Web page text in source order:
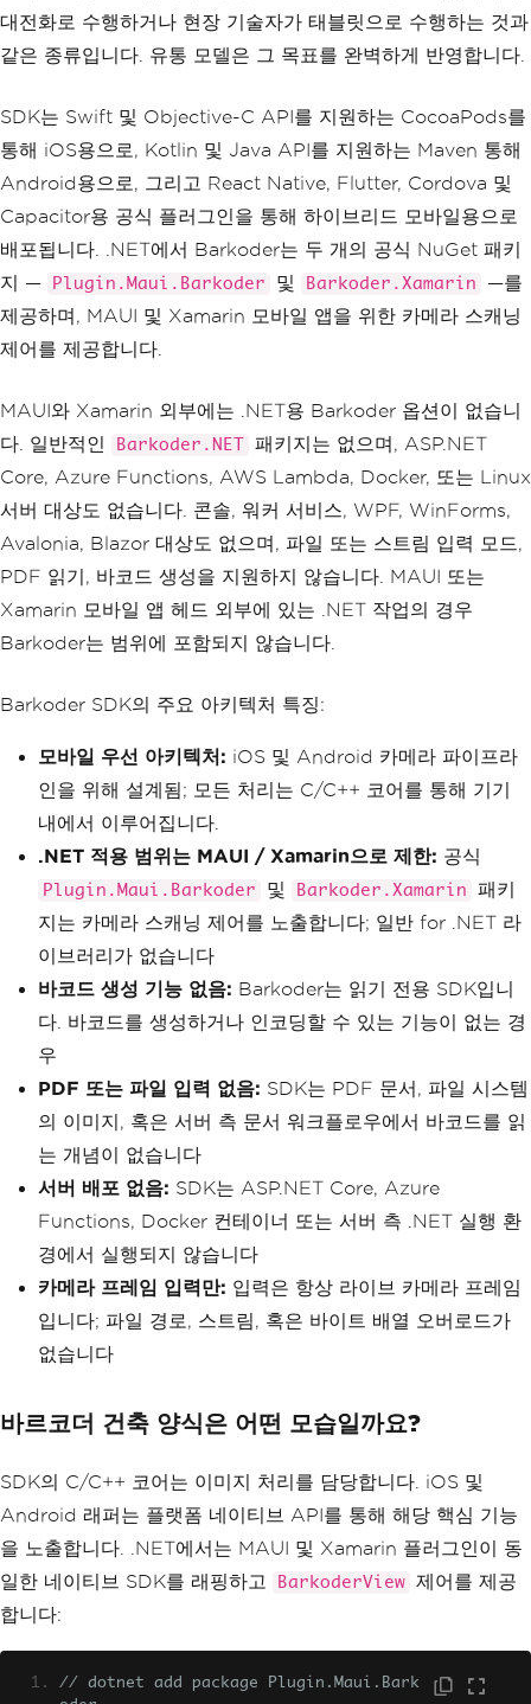
대전화로 수행하거나 현장 기술자가 태블릿으로 수행하는 것과
같은 종류입니다. 유통 모델은 그 목표를 완벽하게 반영합니다.
SDK는 Swift 및 Objective-C API를 지원하는 CocoaPods를
통해 iOS용으로, Kotlin 및 Java API를 지원하는 Maven 통해
Android용으로, 그리고 React Native, Flutter, Cordova 및
Capacitor용 공식 플러그인을 통해 하이브리드 모바일용으로
배포됩니다. .NET에서 Barkoder는 두 개의 공식 NuGet 패키
지 —
Plugin.Maui.Barkoder 및 Barkoder.Xamarin
—를
제공하며, MAUI 및 Xamarin 모바일 앱을 위한 카메라 스캐닝
제어를 제공합니다.
MAUI와 Xamarin 외부에는 .NET용 Barkoder 옵션이 없습니
다. 일반적인
Barkoder.NET
패키지는 없으며, ASP.NET
Core, Azure Functions, AWS Lambda, Docker, 또는 Linux
서버 대상도 없습니다. 콘솔, 워커 서비스, WPF, WinForms,
Avalonia, Blazor 대상도 없으며, 파일 또는 스트림 입력 모드,
PDF 읽기, 바코드 생성을 지원하지 않습니다. MAUI 또는
Xamarin 모바일 앱 헤드 외부에 있는 .NET 작업의 경우
Barkoder는 범위에 포함되지 않습니다.
Barkoder SDK의 주요 아키텍처 특징:
모바일 우선 아키텍처: iOS 및 Android 카메라 파이프라
인을 위해 설계됨; 모든 처리는 C/C++ 코어를 통해 기기
내에서 이루어집니다.
.NET 적용 범위는 MAUI / Xamarin으로 제한: 공식
Plugin.Maui.Barkoder 및 Barkoder.Xamarin
패키
지는 카메라 스캐닝 제어를 노출합니다; 일반 for .NET 라
이브러리가 없습니다
바코드 생성 기능 없음: Barkoder는 읽기 전용 SDK입니
다. 바코드를 생성하거나 인코딩할 수 있는 기능이 없는 경
우
PDF 또는 파일 입력 없음: SDK는 PDF 문서, 파일 시스템
의 이미지, 혹은 서버 측 문서 워크플로우에서 바코드를 읽
는 개념이 없습니다
서버 배포 없음: SDK는 ASP.NET Core, Azure
Functions, Docker 컨테이너 또는 서버 측 .NET 실행 환
경에서 실행되지 않습니다
카메라 프레임 입력만: 입력은 항상 라이브 카메라 프레임
입니다; 파일 경로, 스트림, 혹은 바이트 배열 오버로드가
없습니다
바르코더 건축 양식은 어떤 모습일까요?
SDK의 C/C++ 코어는 이미지 처리를 담당합니다. iOS 및
Android 래퍼는 플랫폼 네이티브 API를 통해 해당 핵심 기능
을 노출합니다. .NET에서는 MAUI 및 Xamarin 플러그인이 동
일한 네이티브 SDK를 래핑하고
BarkoderView 제어를 제공
합니다:
// dotnet add package Plugin.Maui.Bark